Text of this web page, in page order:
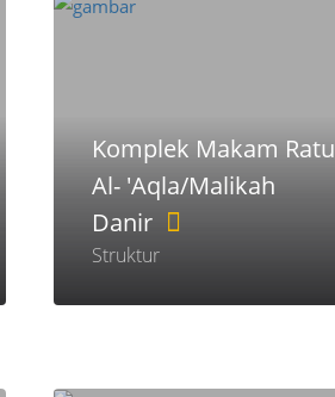
Komplek Makam Ratu
Al- 'Aqla/Malikah
Danir
Struktur